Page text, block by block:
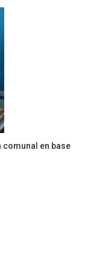
comunal en base